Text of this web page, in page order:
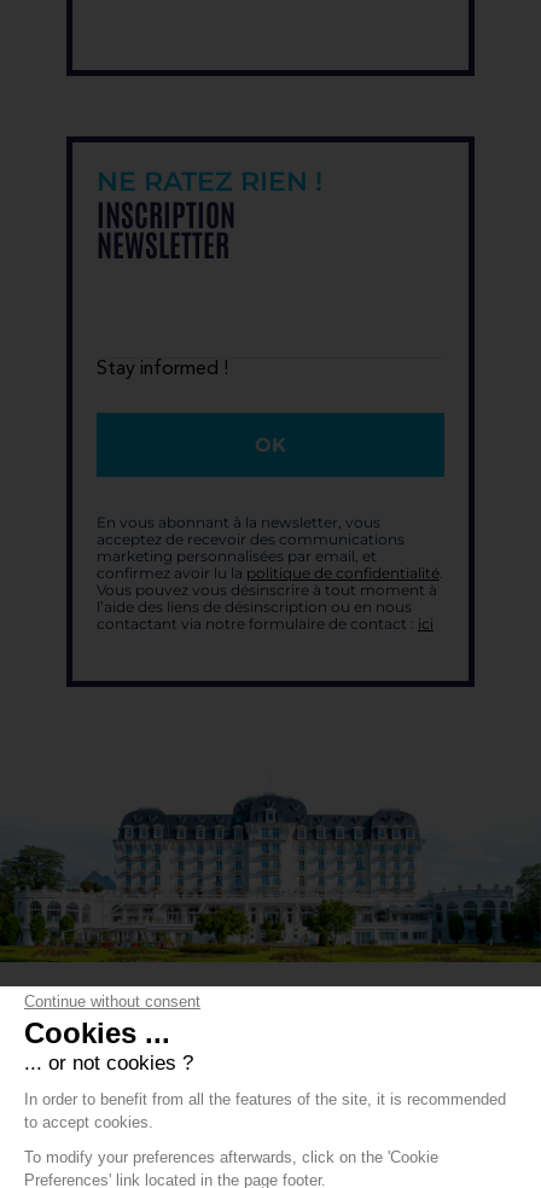
NE RATEZ RIEN !
INSCRIPTION
NEWSLETTER
Stay informed !
OK
En vous abonnant à la newsletter, vous
acceptez de recevoir des communications
marketing personnalisées par email, et
confirmez avoir lu la politique de confidentialité.
Vous pouvez vous désinscrire à tout moment à
l’aide des liens de désinscription ou en nous
contactant via notre formulaire de contact : ici
Continue without consent
Cookies ...
... or not cookies ?
In order to benefit from all the features of the site, it is recommended
to accept cookies.
To modify your preferences afterwards, click on the 'Cookie
Preferences' link located in the page footer.